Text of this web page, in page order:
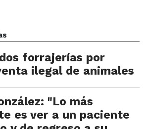
forrajerías por
ilegal de animales
"Lo más
es ver a un paciente